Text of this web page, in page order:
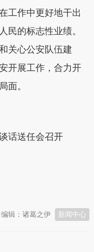
工作中更好地干出
民的标志性业绩。
关心公安队伍建
开展工作，合力开
面。
话送任会召开
新闻中心
编辑：诸葛之伊